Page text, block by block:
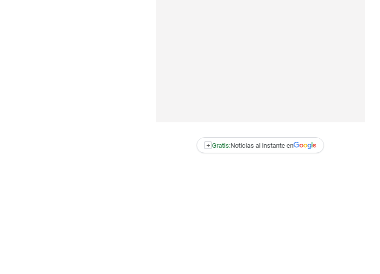
+ Gratis:Noticias al instante en